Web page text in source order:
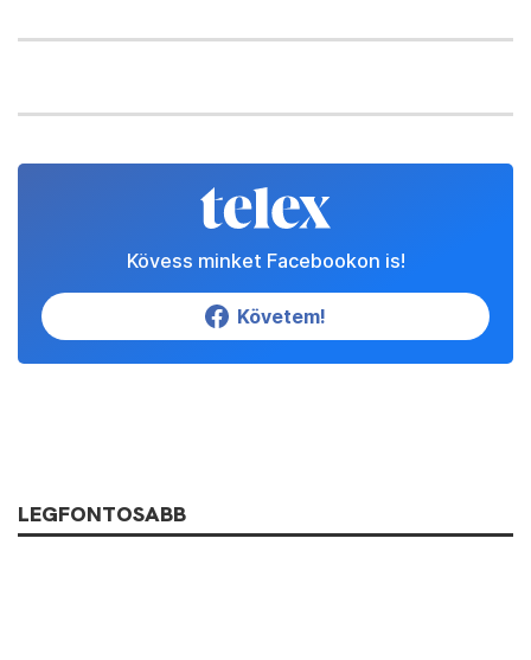
Kövess minket Facebookon is!
Követem!
LEGFONTOSABB